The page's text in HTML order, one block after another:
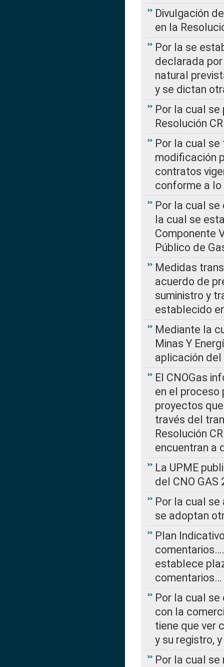
Divulgación
en la
Por la se
declarada
natural
y se dictan
Por la cual
Resolución
Por la cual
modificación
contratos
conforme a lo
Por la cual se
la cual se
Componente
Público de
Medidas
acuerdo de
suministro y
establecido
Mediante la
Minas Y
aplicación
El CNOGas
en el proceso
proyectos
través del
Resolución
encuentran a
La UPME
del CNO
Por la cual
se adoptan
Plan
establece
comentarios…
Por la cual
con la
tiene que ver
y su registro,
Por la cual